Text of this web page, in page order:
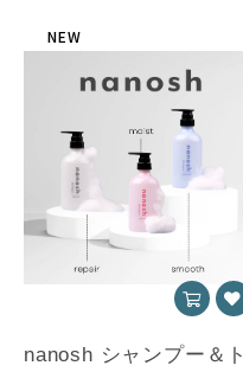
NEW
nanosh シャンプー＆ト